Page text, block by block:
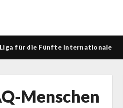
Liga für die Fünfte Internationale
Menschen